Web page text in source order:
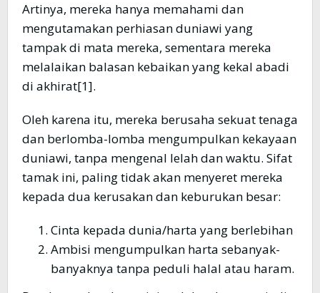
Artinya, mereka hanya memahami dan
mengutamakan perhiasan duniawi yang
tampak di mata mereka, sementara mereka
melalaikan balasan kebaikan yang kekal abadi
di akhirat[1].
Oleh karena itu, mereka berusaha sekuat tenaga
dan berlomba-lomba mengumpulkan kekayaan
duniawi, tanpa mengenal lelah dan waktu. Sifat
tamak ini, paling tidak akan menyeret mereka
kepada dua kerusakan dan keburukan besar:
Cinta kepada dunia/harta yang berlebihan
Ambisi mengumpulkan harta sebanyak-
banyaknya tanpa peduli halal atau haram.